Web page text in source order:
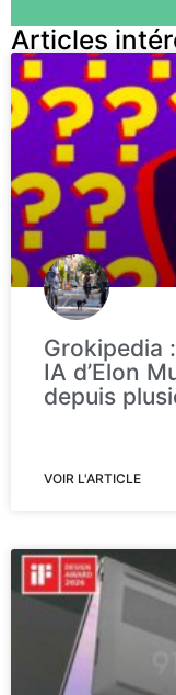
Articles
Grokipedia
IA d’Elon
depuis
VOIR L'ARTICLE